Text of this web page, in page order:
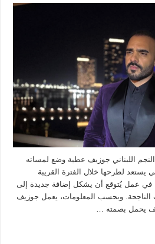
اللبناني جوزيف عطية وضع لمساته
يستعد لطرحها خلال الفترة القريبة
في عمل يُتوقع أن يشكل إضافة جديدة إلى
الناجحة. وبحسب المعلومات، يعمل جوزيف
يحمل بصمته …